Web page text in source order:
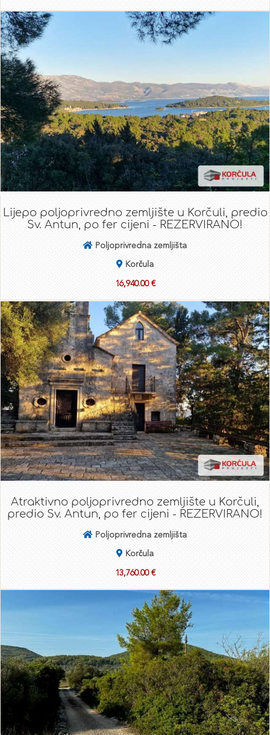
Lijepo poljoprivredno zemljište u Korčuli, predio
Sv. Antun, po fer cijeni - REZERVIRANO!
Poljoprivredna zemljišta
Korčula
16,940.00 €
Atraktivno poljoprivredno zemljište u Korčuli,
predio Sv. Antun, po fer cijeni - REZERVIRANO!
Poljoprivredna zemljišta
Korčula
13,760.00 €